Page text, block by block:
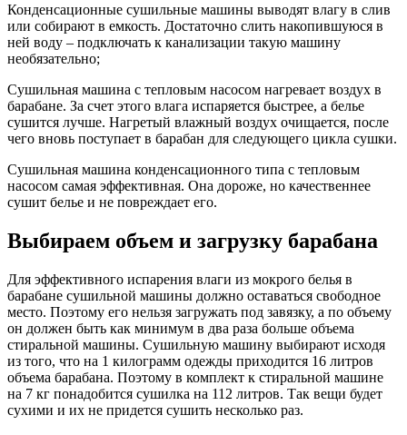
Конденсационные сушильные машины выводят влагу в слив
или собирают в емкость. Достаточно слить накопившуюся в
ней воду – подключать к канализации такую машину
необязательно;
Сушильная машина с тепловым насосом нагревает воздух в
барабане. За счет этого влага испаряется быстрее, а белье
сушится лучше. Нагретый влажный воздух очищается, после
чего вновь поступает в барабан для следующего цикла сушки.
Сушильная машина конденсационного типа с тепловым
насосом самая эффективная. Она дороже, но качественнее
сушит белье и не повреждает его.
Выбираем объем и загрузку барабана
Для эффективного испарения влаги из мокрого белья в
барабане сушильной машины должно оставаться свободное
место. Поэтому его нельзя загружать под завязку, а по объему
он должен быть как минимум в два раза больше объема
стиральной машины. Сушильную машину выбирают исходя
из того, что на 1 килограмм одежды приходится 16 литров
объема барабана. Поэтому в комплект к стиральной машине
на 7 кг понадобится сушилка на 112 литров. Так вещи будет
сухими и их не придется сушить несколько раз.